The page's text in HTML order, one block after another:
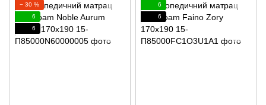
− 30 %
6
6
6
6